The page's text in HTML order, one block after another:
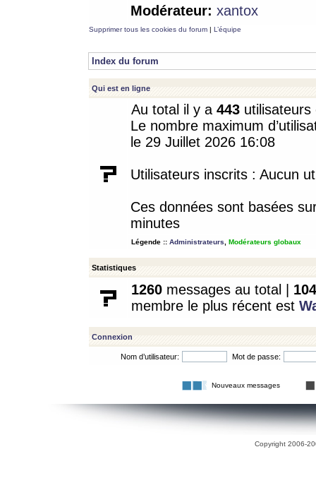
Modérateur: xantox
Supprimer tous les cookies du forum | L’équipe
Index du forum
Qui est en ligne
Au total il y a 443
Le nombre maximum
le 29 Juillet 2026 16:08
Utilisateurs inscrits : Aucun
Ces données sont basées
minutes
Légende :: Administrateurs Modérateurs globaux
Statistiques
1260 messages au total | 104
membre le plus récent est
Connexion
Nom d’utilisateur: Mot de passe:
Nouveaux messages
Copyright 2006-